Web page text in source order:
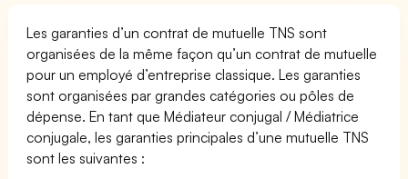
Les garanties d’un contrat de mutuelle TNS sont
organisées de la même façon qu’un contrat de mutuelle
pour un employé d’entreprise classique. Les garanties
sont organisées par grandes catégories ou pôles de
dépense. En tant que Médiateur conjugal / Médiatrice
conjugale, les garanties principales d’une mutuelle TNS
sont les suivantes :